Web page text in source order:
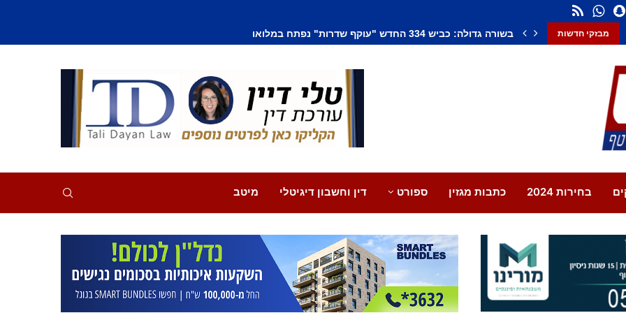
מבזקי חדשות בשורה גדולה: כביש 334 החדש "עוקף שדרות" נפתח במלואו
בחירות 2024 כתבות מגזין ספורט דין וחשבון דיגיטלי מיטב